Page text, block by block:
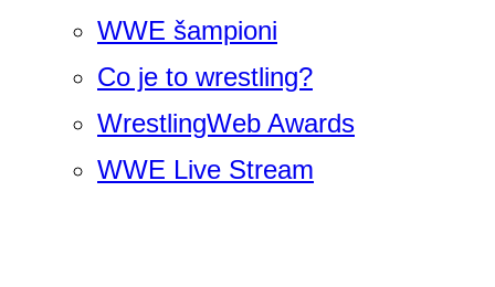
WWE šampioni
Co je to wrestling?
WrestlingWeb Awards
WWE Live Stream